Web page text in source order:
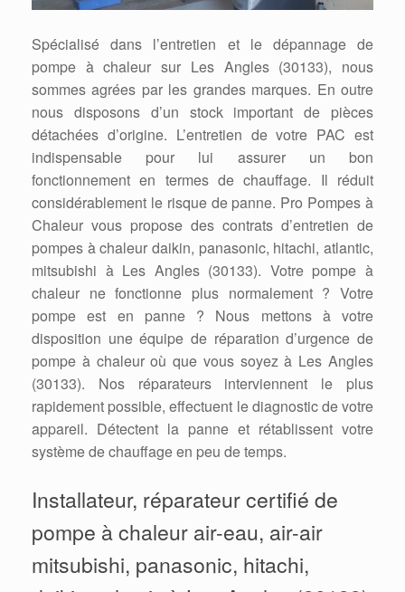
Spécialisé dans l’entretien et le dépannage de
pompe à chaleur sur Les Angles (30133), nous
sommes agrées par les grandes marques. En outre
nous disposons d’un stock important de pièces
détachées d’origine. L’entretien de votre PAC est
indispensable pour lui assurer un bon
fonctionnement en termes de chauffage. Il réduit
considérablement le risque de panne. Pro Pompes à
Chaleur vous propose des contrats d’entretien de
pompes à chaleur daikin, panasonic, hitachi, atlantic,
mitsubishi à Les Angles (30133). Votre pompe à
chaleur ne fonctionne plus normalement ? Votre
pompe est en panne ? Nous mettons à votre
disposition une équipe de réparation d’urgence de
pompe à chaleur où que vous soyez à Les Angles
(30133). Nos réparateurs interviennent le plus
rapidement possible, effectuent le diagnostic de votre
appareil. Détectent la panne et rétablissent votre
système de chauffage en peu de temps.
Installateur, réparateur certifié de
pompe à chaleur air-eau, air-air
mitsubishi, panasonic, hitachi,